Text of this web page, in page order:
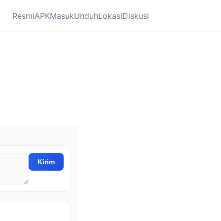
ResmiAPKMasukUnduhLokasiDiskusi
Kirim